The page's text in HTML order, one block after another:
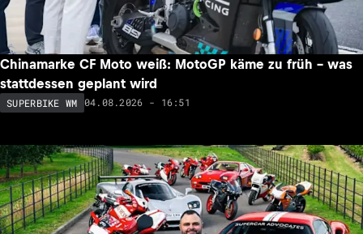
Chinamarke CF Moto weiß: MotoGP käme zu früh – was
stattdessen geplant wird
SUPERBIKE WM 04.08.2026 - 16:51